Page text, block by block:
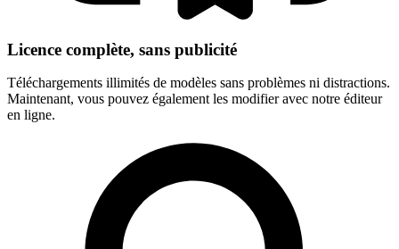
Licence complète, sans publicité
Téléchargements illimités de modèles sans problèmes ni distractions.
Maintenant, vous pouvez également les modifier avec notre éditeur
en ligne.